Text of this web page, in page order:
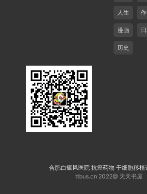
人生
漫画
历史
合肥白癜风医院 抗癌药物 干细胞移植
ttbus.cn 2022@ 天天书屋